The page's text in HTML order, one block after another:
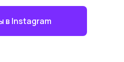
в Instagram